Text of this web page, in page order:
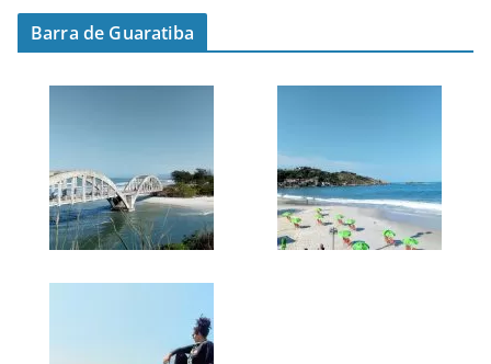
Barra de Guaratiba